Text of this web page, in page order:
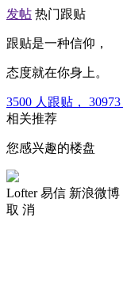
发帖 热门跟贴
跟贴是一种信仰，
态度就在你身上。
3500 人跟贴， 30973
相关推荐
您感兴趣的楼盘
Lofter 易信 新浪微博
取 消